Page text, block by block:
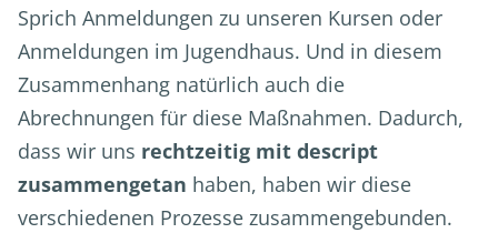
Sprich Anmeldungen zu unseren Kursen oder
Anmeldungen im Jugendhaus. Und in diesem
Zusammenhang natürlich auch die
Abrechnungen für diese Maßnahmen. Dadurch,
dass wir uns rechtzeitig mit descript
zusammengetan haben, haben wir diese
verschiedenen Prozesse zusammengebunden.